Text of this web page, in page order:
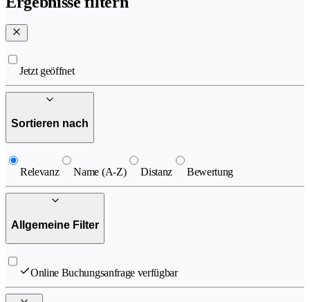
Jetzt geöffnet
Sortieren nach
Relevanz Name (A-Z) Distanz Bewertung
Allgemeine Filter
Online Buchungsanfrage verfügbar